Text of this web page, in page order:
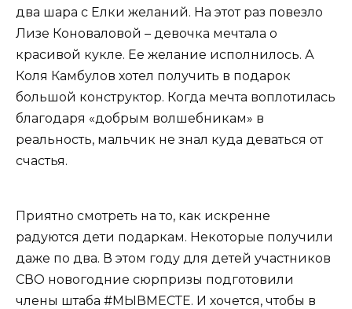
два шара с Елки желаний. На этот раз повезло
Лизе Коноваловой – девочка мечтала о
красивой кукле. Ее желание исполнилось. А
Коля Камбулов хотел получить в подарок
большой конструктор. Когда мечта воплотилась
благодаря «добрым волшебникам» в
реальность, мальчик не знал куда деваться от
счастья.
Приятно смотреть на то, как искренне
радуются дети подаркам. Некоторые получили
даже по два. В этом году для детей участников
СВО новогодние сюрпризы подготовили
члены штаба #МЫВМЕСТЕ. И хочется, чтобы в